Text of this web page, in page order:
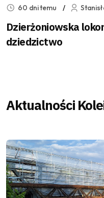
60 dni temu
Dzierżoniowska
dziedzictwo
Aktualności